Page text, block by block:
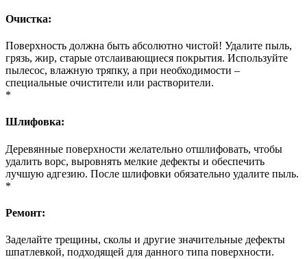
Очистка:
Поверхность должна быть абсолютно чистой! Удалите пыль,
грязь, жир, старые отслаивающиеся покрытия. Используйте
пылесос, влажную тряпку, а при необходимости –
специальные очистители или растворители.
*
Шлифовка:
Деревянные поверхности желательно отшлифовать, чтобы
удалить ворс, выровнять мелкие дефекты и обеспечить
лучшую адгезию. После шлифовки обязательно удалите пыль.
*
Ремонт:
Заделайте трещины, сколы и другие значительные дефекты
шпатлевкой, подходящей для данного типа поверхности.